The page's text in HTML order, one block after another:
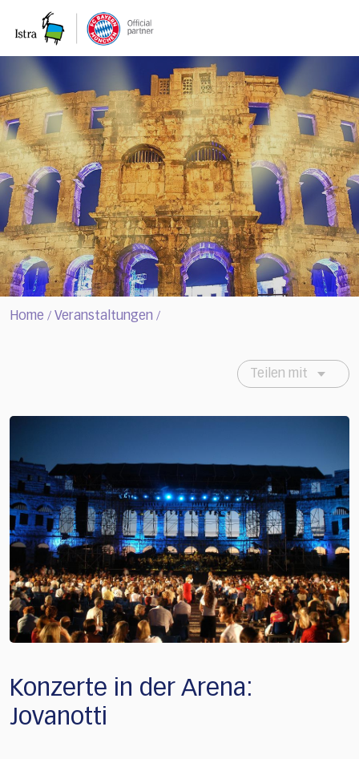
note:
website
includes
an
accessibility
system.
Home / Veranstaltungen /
Teilen mit
Konzerte in der Arena:
Jovanotti